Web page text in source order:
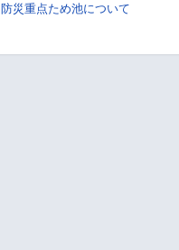
防災重点ため池について